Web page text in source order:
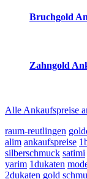
Bruchgold
Zahngold
Alle Ankaufspreise
raum-reutlingen
alim ankaufspreise
silberschmuck satimi
yarim 1dukaten
2dukaten gold